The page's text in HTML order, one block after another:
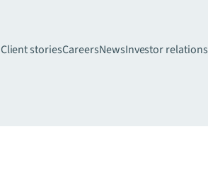
Client storiesCareersNewsInvestor relations